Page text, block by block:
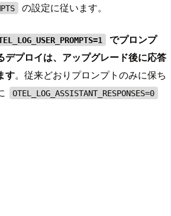
の設定に従います。
でプロンプ
デプロイは、アップグレード後に応答
す。従来どおりプロンプトのみに保ち
OTEL_LOG_ASSISTANT_RESPONSES=0